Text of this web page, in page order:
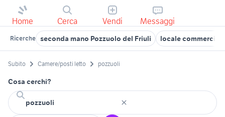
Home Cerca Vendi Messaggi
Ricerche seconda mano Pozzuolo del Friuli locale
Subito Camere/posti letto pozzuoli
Cosa cerchi?